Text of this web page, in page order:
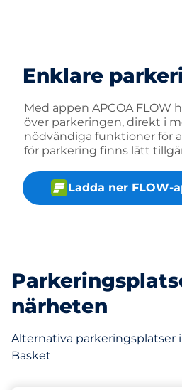
Enklare
Med appen APCOA FLOW
över parkeringen, direkt i
nödvändiga funktioner för
för parkering finns lätt
Ladda ner FLOW-
närheten
Alternativa parkeringsplatser
Basket